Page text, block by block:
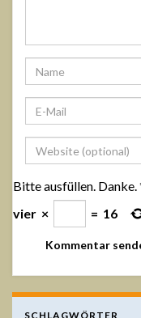
Bitte ausfüllen. Danke.
vier × = 16
SCHLAGWÖRTER